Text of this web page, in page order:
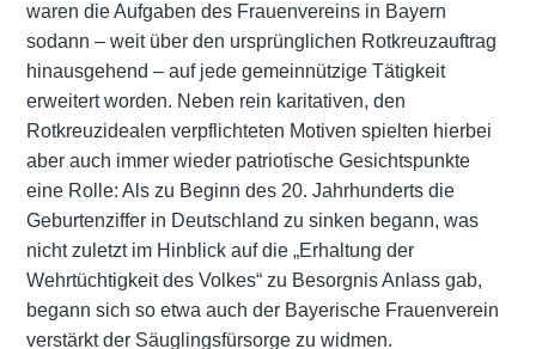
waren die Aufgaben des Frauenvereins in Bayern
sodann – weit über den ursprünglichen Rotkreuzauftrag
hinausgehend – auf jede gemeinnützige Tätigkeit
erweitert worden. Neben rein karitativen, den
Rotkreuzidealen verpflichteten Motiven spielten hierbei
aber auch immer wieder patriotische Gesichtspunkte
eine Rolle: Als zu Beginn des 20. Jahrhunderts die
Geburtenziffer in Deutschland zu sinken begann, was
nicht zuletzt im Hinblick auf die „Erhaltung der
Wehrtüchtigkeit des Volkes“ zu Besorgnis Anlass gab,
begann sich so etwa auch der Bayerische Frauenverein
verstärkt der Säuglingsfürsorge zu widmen.